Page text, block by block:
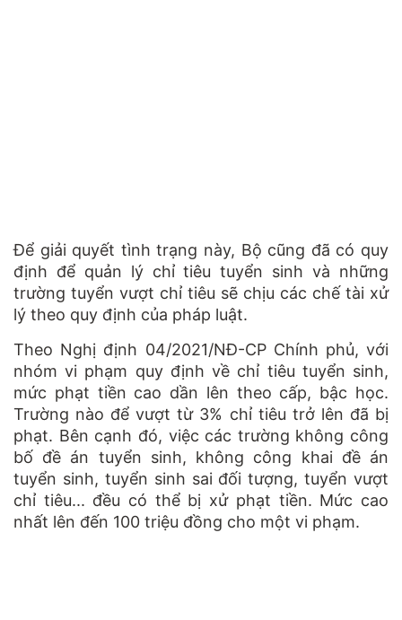
Để giải quyết tình trạng này, Bộ cũng đã có quy
định để quản lý chỉ tiêu tuyển sinh và những
trường tuyển vượt chỉ tiêu sẽ chịu các chế tài xử
lý theo quy định của pháp luật.
Theo Nghị định 04/2021/NĐ-CP Chính phủ, với
nhóm vi phạm quy định về chỉ tiêu tuyển sinh,
mức phạt tiền cao dần lên theo cấp, bậc học.
Trường nào để vượt từ 3% chỉ tiêu trở lên đã bị
phạt. Bên cạnh đó, việc các trường không công
bố đề án tuyển sinh, không công khai đề án
tuyển sinh, tuyển sinh sai đối tượng, tuyển vượt
chỉ tiêu... đều có thể bị xử phạt tiền. Mức cao
nhất lên đến 100 triệu đồng cho một vi phạm.